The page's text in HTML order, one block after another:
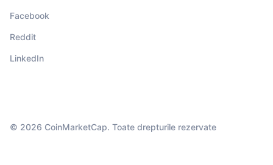
Facebook
Reddit
LinkedIn
© 2026 CoinMarketCap. Toate drepturile rezervate